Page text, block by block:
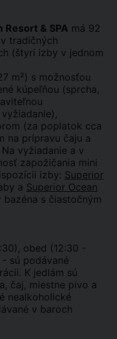
Resort & SPA má 92
tradičných
(štyri izby v jednom
m²) s možnosťou
kúpeľňou (sprcha,
(za poplatok cca
na prípravu čaju a
vyžiadanie a v
zapožičania mini
izby: Superior
a Superior Ocean
s čiastočným
obed (12:30 -
sú podávané
K jedlám sú
čaj, miestne pivo a
nealkoholické
v baroch